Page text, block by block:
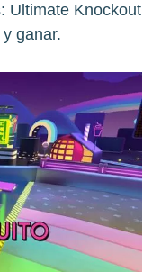
Ultimate Knockout
ganar.